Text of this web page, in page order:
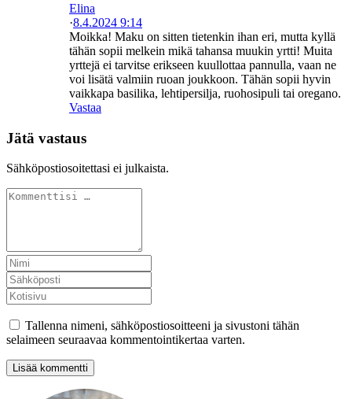
Elina
·8.4.2024 9:14
Moikka! Maku on sitten tietenkin ihan eri, mutta kyllä
tähän sopii melkein mikä tahansa muukin yrtti! Muita
yrttejä ei tarvitse erikseen kuullottaa pannulla, vaan ne
voi lisätä valmiin ruoan joukkoon. Tähän sopii hyvin
vaikkapa basilika, lehtipersilja, ruohosipuli tai oregano.
Vastaa
Jätä vastaus
Sähköpostiosoitettasi ei julkaista.
Tallenna nimeni, sähköpostiosoitteeni ja sivustoni tähän
selaimeen seuraavaa kommentointikertaa varten.